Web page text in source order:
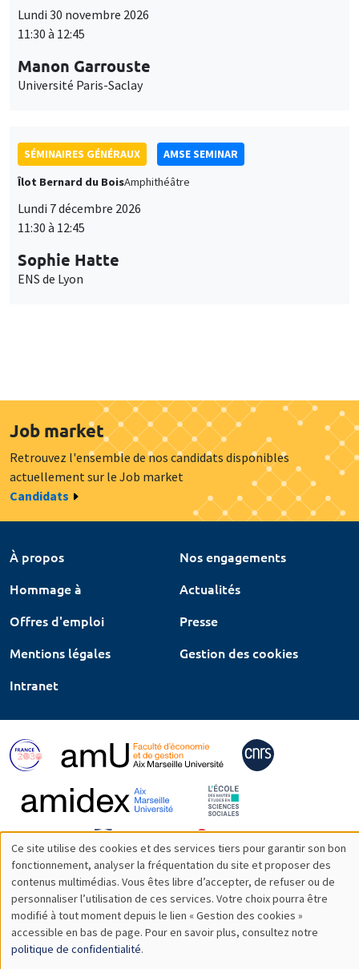
Lundi 30 novembre 2026
11:30 à 12:45
Manon Garrouste
Université Paris-Saclay
SÉMINAIRES GÉNÉRAUX
AMSE SEMINAR
Îlot Bernard du BoisAmphithéâtre
Lundi 7 décembre 2026
11:30 à 12:45
Sophie Hatte
ENS de Lyon
Job market
Retrouvez l'ensemble de nos candidats disponibles
actuellement sur le Job market
Candidats
À propos
Nos engagements
Hommage à
Actualités
Offres d'emploi
Presse
Mentions légales
Gestion des cookies
Intranet
Utilisation
des
données
personnelles
Ce site utilise des cookies et des services tiers pour garantir son bon
fonctionnement, analyser la fréquentation du site et proposer des
contenus multimédias. Vous êtes libre d’accepter, de refuser ou de
personnaliser l’utilisation de ces services. Votre choix pourra être
modifié à tout moment depuis le lien « Gestion des cookies »
accessible en bas de page. Pour en savoir plus, consultez notre
politique de confidentialité.